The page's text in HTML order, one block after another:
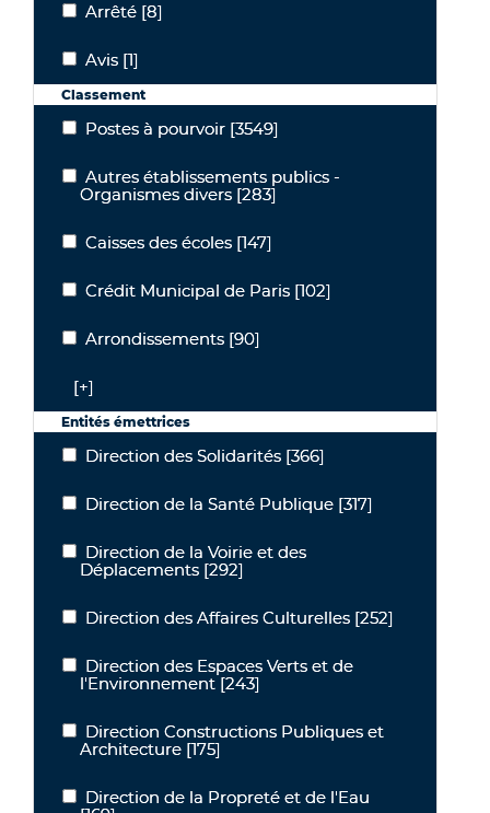
ArrêtéArrêté [8]
AvisAvis [1]
Classement
Postes à pourvoir
Postes à pourvoir [3549]
Autres établissements publics - Organismes divers
Autres établissements publics -
Organismes divers [283]
Caisses des écoles
Caisses des écoles [147]
Crédit Municipal de Paris
Crédit Municipal de Paris [102]
Arrondissements
Arrondissements [90]
[+]
Entités émettrices
Direction des Solidarités
Direction des Solidarités [366]
Direction de la Santé Publique
Direction de la Santé Publique [317]
Direction de la Voirie et des Déplacements
Direction de la Voirie et des
Déplacements [292]
Direction des Affaires Culturelles
Direction des Affaires Culturelles [252]
Direction des Espaces Verts et de l'Environnement
Direction des Espaces Verts et de
l'Environnement [243]
Direction Constructions Publiques et Architecture
Direction Constructions Publiques et
Architecture [175]
Direction de la Propreté et de l'Eau
Direction de la Propreté et de l'Eau